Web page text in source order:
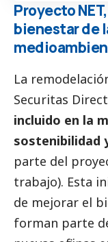
Proyecto
bienestar de
La
Securitas
incluido en la
sostenibilidad
parte del
trabajo). Esta
de mejorar el
forman parte